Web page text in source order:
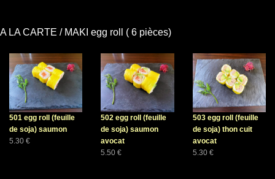
A LA CARTE / MAKI egg roll ( 6 pièces)
501 egg roll (feuille
de soja) saumon
5.30 €
502 egg roll (feuille
de soja) saumon
avocat
5.50 €
503 egg roll (feuille
de soja) thon cuit
avocat
5.30 €